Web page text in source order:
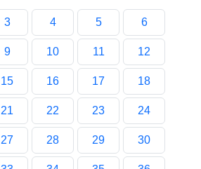
3 4 5 6
9 10 11 12
15 16 17 18
21 22 23 24
27 28 29 30